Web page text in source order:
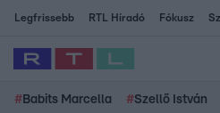
Legfrissebb RTL Híradó Fókusz
# Babits Marcella #Szellő István